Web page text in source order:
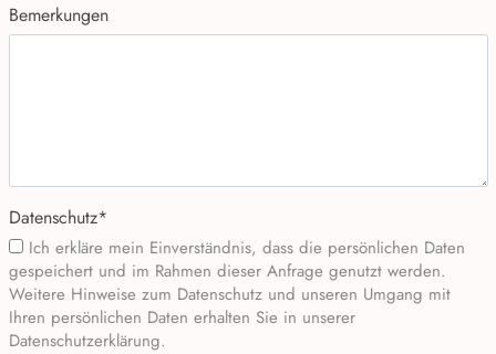
Bemerkungen
Datenschutz*
Ich erkläre mein Einverständnis, dass die persönlichen Daten
gespeichert und im Rahmen dieser Anfrage genutzt werden.
Weitere Hinweise zum Datenschutz und unseren Umgang mit
Ihren persönlichen Daten erhalten Sie in unserer
Datenschutzerklärung.